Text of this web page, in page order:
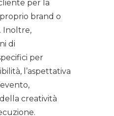
per la
brand o
Inoltre,
di
per
l’aspettativa
creatività